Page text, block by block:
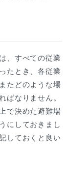
、すべての従業
たとき、各従業
たどのような場
ばなりません。
で決めた避難場
にしておきまし
しておくと良い